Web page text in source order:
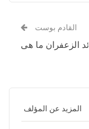
القادم بوست
الزعفران ما هى
المزيد عن المؤلف